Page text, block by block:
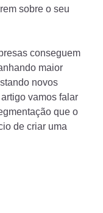
sobre o seu
conseguem
maior
novos
vamos falar
que o
de criar uma